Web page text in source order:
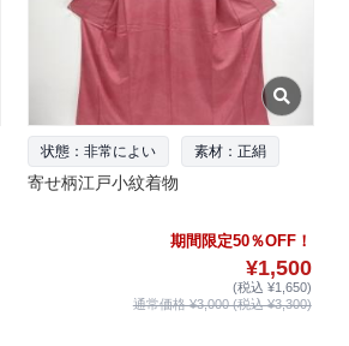
状態：非常によい 素材：正絹
寄せ柄江戸小紋着物
期間限定50％OFF！
¥1,500
(税込 ¥1,650)
通常価格 ¥3,000 (税込 ¥3,300)